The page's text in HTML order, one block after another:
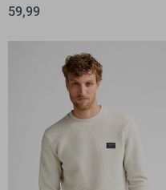
59,99